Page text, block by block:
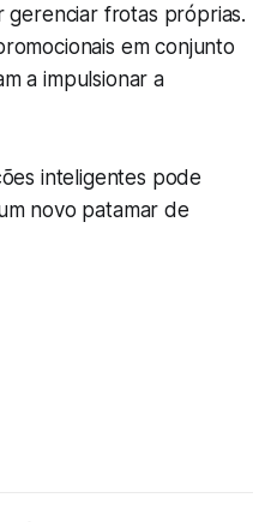
gerenciar frotas próprias.
em conjunto
a impulsionar a
inteligentes pode
novo patamar de